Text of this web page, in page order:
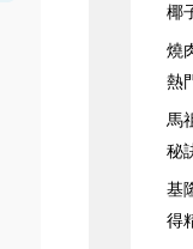
椰
燒
熱
馬
秘
基
得